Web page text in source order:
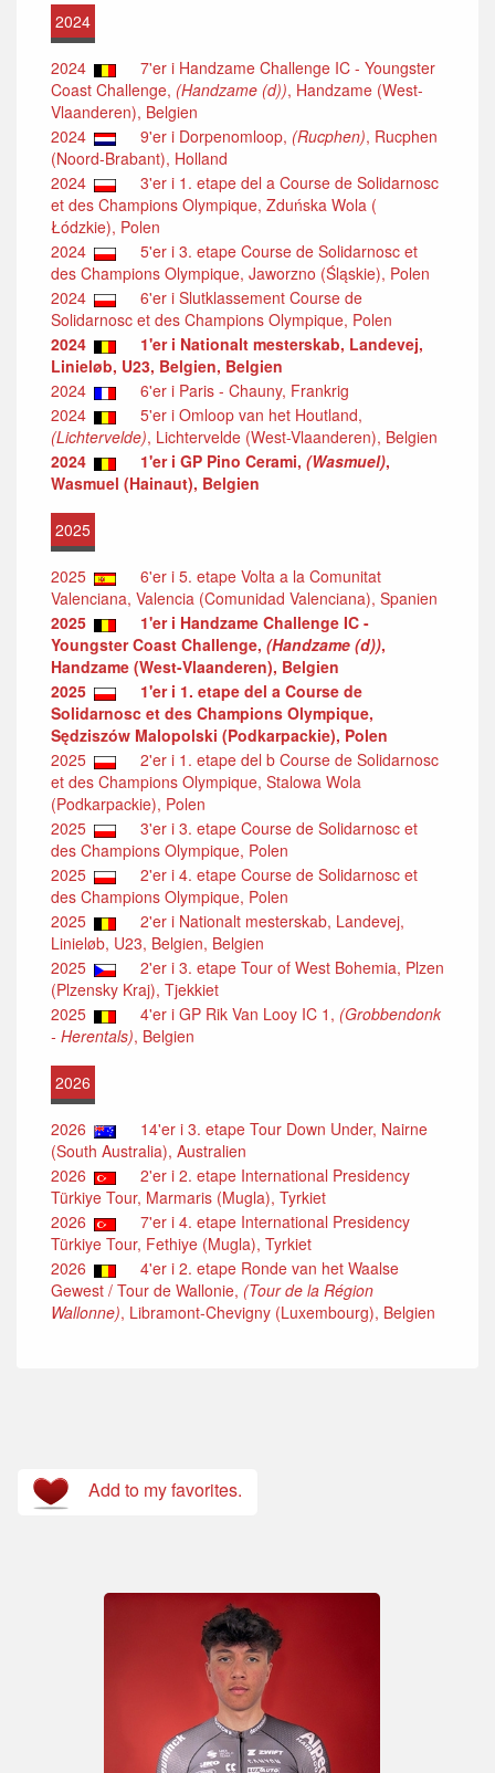
2024
2024
7'er i Handzame Challenge IC - Youngster
Coast Challenge, (Handzame (d)), Handzame (West-
Vlaanderen), Belgien
2024
9'er i Dorpenomloop, (Rucphen), Rucphen
(Noord-Brabant), Holland
2024
3'er i 1. etape del a Course de Solidarnosc
et des Champions Olympique, Zduńska Wola (
Łódzkie), Polen
2024
5'er i 3. etape Course de Solidarnosc et
des Champions Olympique, Jaworzno (Śląskie), Polen
2024
6'er i Slutklassement Course de
Solidarnosc et des Champions Olympique, Polen
2024
1'er i Nationalt mesterskab, Landevej,
Linieløb, U23, Belgien, Belgien
2024
6'er i Paris - Chauny, Frankrig
2024
5'er i Omloop van het Houtland,
(Lichtervelde), Lichtervelde (West-Vlaanderen), Belgien
2024
1'er i GP Pino Cerami, (Wasmuel),
Wasmuel (Hainaut), Belgien
2025
2025
6'er i 5. etape Volta a la Comunitat
Valenciana, Valencia (Comunidad Valenciana), Spanien
2025
1'er i Handzame Challenge IC -
Youngster Coast Challenge, (Handzame (d)),
Handzame (West-Vlaanderen), Belgien
2025
1'er i 1. etape del a Course de
Solidarnosc et des Champions Olympique,
Sędziszów Malopolski (Podkarpackie), Polen
2025
2'er i 1. etape del b Course de Solidarnosc
et des Champions Olympique, Stalowa Wola
(Podkarpackie), Polen
2025
3'er i 3. etape Course de Solidarnosc et
des Champions Olympique, Polen
2025
2'er i 4. etape Course de Solidarnosc et
des Champions Olympique, Polen
2025
2'er i Nationalt mesterskab, Landevej,
Linieløb, U23, Belgien, Belgien
2025
2'er i 3. etape Tour of West Bohemia, Plzen
(Plzensky Kraj), Tjekkiet
2025
4'er i GP Rik Van Looy IC 1, (Grobbendonk
- Herentals), Belgien
2026
2026
14'er i 3. etape Tour Down Under, Nairne
(South Australia), Australien
2026
2'er i 2. etape International Presidency
Türkiye Tour, Marmaris (Mugla), Tyrkiet
2026
7'er i 4. etape International Presidency
Türkiye Tour, Fethiye (Mugla), Tyrkiet
2026
4'er i 2. etape Ronde van het Waalse
Gewest / Tour de Wallonie, (Tour de la Région
Wallonne), Libramont-Chevigny (Luxembourg), Belgien
Add to my favorites.